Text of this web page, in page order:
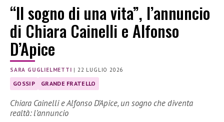
“Il sogno di una vita”, l’annuncio
di Chiara Cainelli e Alfonso
D’Apice
SARA GUGLIELMETTI | 22 LUGLIO 2026
GOSSIP GRANDE FRATELLO
Chiara Cainelli e Alfonso D’Apice, un sogno che diventa
realtà: l’annuncio